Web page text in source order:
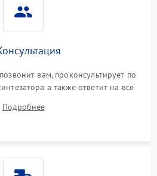
вам, проконсультирует по
а также ответит на все
Подробнее